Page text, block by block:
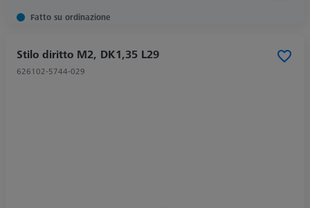
Fatto su ordinazione
Stilo diritto M2, DK1,35 L29
626102-5744-029